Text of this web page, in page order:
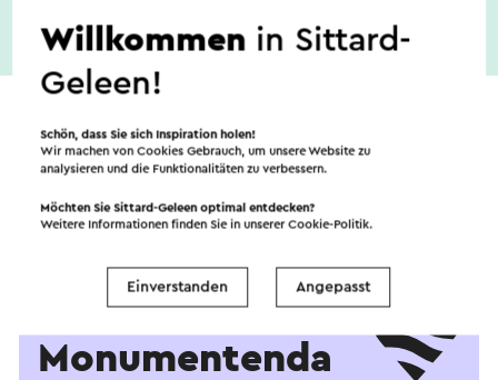
Open
Monumentenda
Willkommen in Sittard-
Geleen!
Schön, dass Sie sich Inspiration holen!
Wir machen von Cookies Gebrauch, um unsere Website zu
analysieren und die Funktionalitäten zu verbessern.
Möchten Sie Sittard-Geleen optimal entdecken?
Weitere Informationen finden Sie in unsererCookie-Politik.
Einverstanden Angepasst